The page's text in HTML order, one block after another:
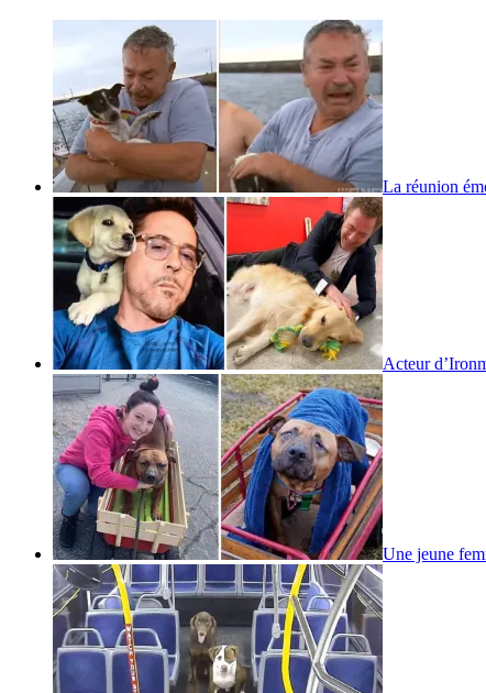
La réunion
Acteur
Une jeune